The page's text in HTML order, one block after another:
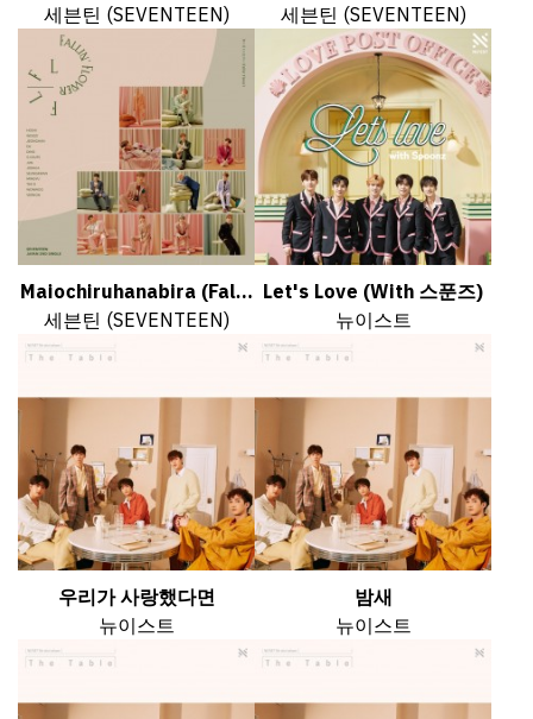
세븐틴 (SEVENTEEN)
세븐틴 (SEVENTEEN)
Maiochiruhanabira (Fal...
세븐틴 (SEVENTEEN)
Let's Love (With 스푼즈)
뉴이스트
우리가 사랑했다면
뉴이스트
밤새
뉴이스트